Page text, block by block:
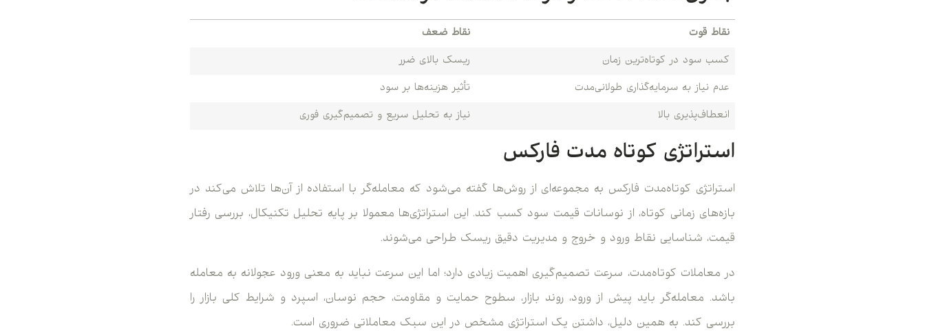
نقاط قوت
نقاط ضعف
کسب سود در کوتاه‌ترین زمان
ریسک بالای ضرر
عدم نیاز به سرمایه‌گذاری طولانی‌مدت
تأثیر هزینه‌ها بر سود
انعطاف‌پذیری بالا
نیاز به تحلیل سریع و تصمیم‌گیری فوری
استراتژی کوتاه‌ مدت فارکس
استراتژی کوتاه‌مدت فارکس به مجموعه‌ای از روش‌ها گفته می‌شود که معامله‌گر با استفاده از آن‌ها تلاش می‌کند در
بازه‌های زمانی کوتاه، از نوسانات قیمت سود کسب کند. این استراتژی‌ها معمولا بر پایه تحلیل تکنیکال، بررسی رفتار
قیمت، شناسایی نقاط ورود و خروج و مدیریت دقیق ریسک طراحی می‌شوند.
در معاملات کوتاه‌مدت، سرعت تصمیم‌گیری اهمیت زیادی دارد؛ اما این سرعت نباید به معنی ورود عجولانه به معامله
باشد. معامله‌گر باید پیش از ورود، روند بازار، سطوح حمایت و مقاومت، حجم نوسان، اسپرد و شرایط کلی بازار را
بررسی کند. به همین دلیل، داشتن یک استراتژی مشخص در این سبک معاملاتی ضروری است.